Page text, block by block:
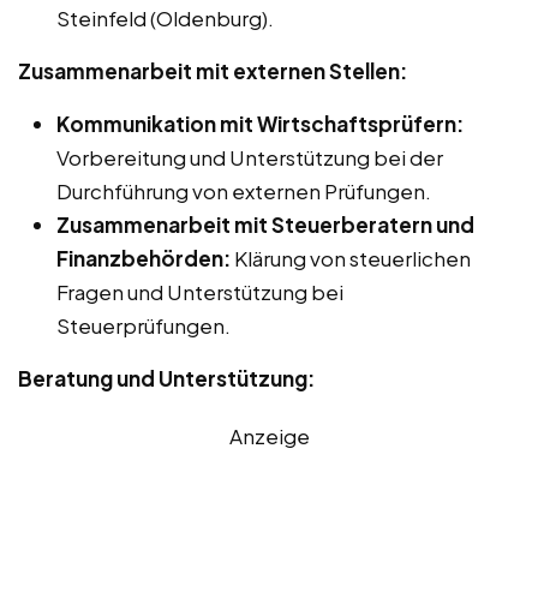
Steinfeld (Oldenburg).
Zusammenarbeit mit externen Stellen:
Kommunikation mit Wirtschaftsprüfern:
Vorbereitung und Unterstützung bei der
Durchführung von externen Prüfungen.
Zusammenarbeit mit Steuerberatern und
Finanzbehörden: Klärung von steuerlichen
Fragen und Unterstützung bei
Steuerprüfungen.
Beratung und Unterstützung:
Anzeige